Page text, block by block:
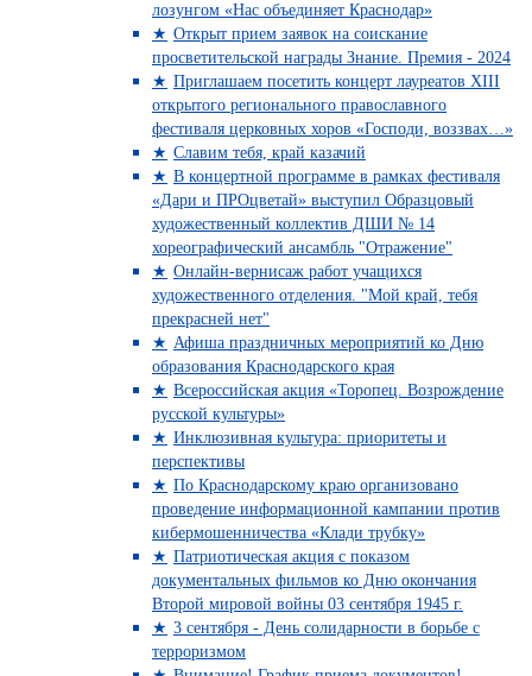
лозунгом «Нас объединяет Краснодар»
Открыт прием заявок на соискание
просветительской награды Знание. Премия - 2024
Приглашаем посетить концерт лауреатов XIII
открытого регионального православного
фестиваля церковных хоров «Господи, воззвах…»
Славим тебя, край казачий
В концертной программе в рамках фестиваля
«Дари и ПРОцветай» выступил Образцовый
художественный коллектив ДШИ № 14
хореографический ансамбль "Отражение"
Онлайн-вернисаж работ учащихся
художественного отделения. "Мой край, тебя
прекрасней нет"
Афиша праздничных мероприятий ко Дню
образования Краснодарского края
Всероссийская акция «Торопец. Возрождение
русской культуры»
Инклюзивная культура: приоритеты и
перспективы
По Краснодарскому краю организовано
проведение информационной кампании против
кибермошенничества «Клади трубку»
Патриотическая акция с показом
документальных фильмов ко Дню окончания
Второй мировой войны 03 сентября 1945 г.
3 сентября - День солидарности в борьбе с
терроризмом